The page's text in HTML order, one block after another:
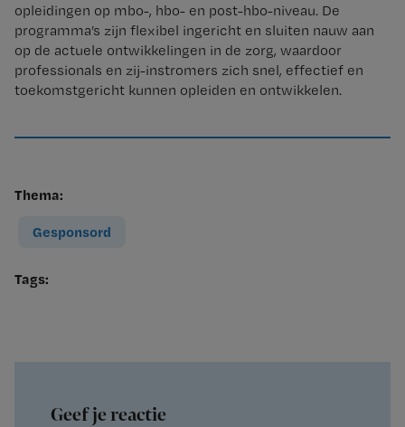
opleidingen op mbo-, hbo- en post-hbo-niveau. De
programma’s zijn flexibel ingericht en sluiten nauw aan
op de actuele ontwikkelingen in de zorg, waardoor
professionals en zij-instromers zich snel, effectief en
toekomstgericht kunnen opleiden en ontwikkelen.
Thema:
Gesponsord
Tags:
Geef je reactie